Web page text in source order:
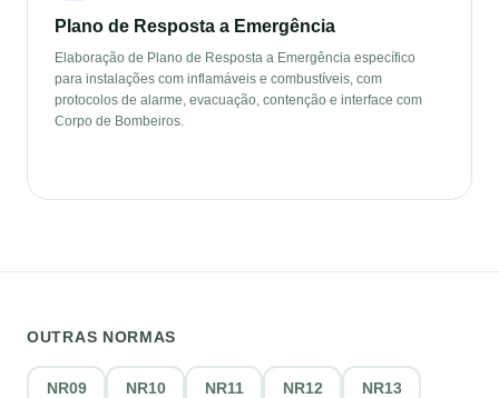
Plano de Resposta a Emergência
Elaboração de Plano de Resposta a Emergência específico
para instalações com inflamáveis e combustíveis, com
protocolos de alarme, evacuação, contenção e interface com
Corpo de Bombeiros.
OUTRAS NORMAS
NR09 NR10 NR11 NR12 NR13